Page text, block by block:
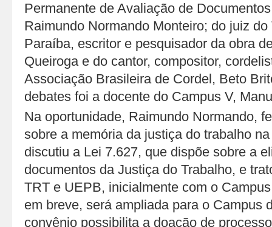
Permanente de Avaliação de
Raimundo Normando Monteiro; do juiz
Paraíba, escritor e pesquisador da obra
Queiroga e do cantor, compositor,
Associação Brasileira de Cordel, Beto
debates foi a docente do Campus V,
Na oportunidade, Raimundo Normando,
sobre a memória da justiça do trabalho
discutiu a Lei 7.627, que dispõe sobre a
documentos da Justiça do Trabalho, e
TRT e UEPB, inicialmente com o
em breve, será ampliada para o Campus
convênio possibilita a doação de